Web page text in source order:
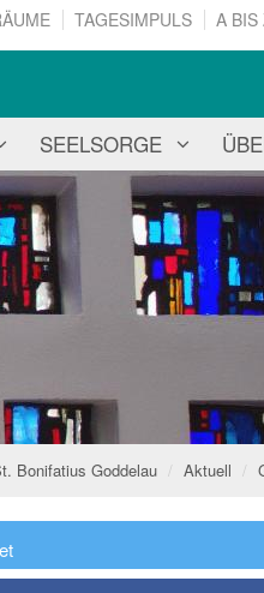
TAGESIMPULS A BIS
SEELSORGE
Bonifatius Goddelau Aktuell